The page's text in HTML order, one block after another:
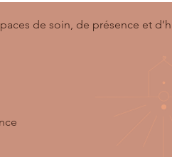
de soin, de présence et